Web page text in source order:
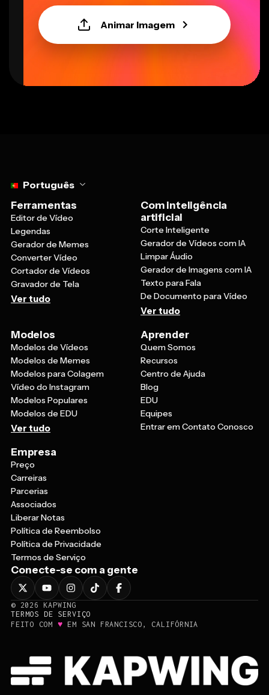
Animar Imagem
Português
Ferramentas
Editor de Vídeo
Legendas
Gerador de Memes
Converter Vídeo
Cortador de Vídeos
Gravador de Tela
Ver tudo
Com inteligência
artificial
Corte Inteligente
Gerador de Vídeos com IA
Limpar Áudio
Gerador de Imagens com IA
Texto para Fala
De Documento para Vídeo
Ver tudo
Modelos
Modelos de Vídeos
Modelos de Memes
Modelos para Colagem
Vídeo do Instagram
Modelos Populares
Modelos de EDU
Ver tudo
Aprender
Quem Somos
Recursos
Centro de Ajuda
Blog
EDU
Equipes
Entrar em Contato Conosco
Empresa
Preço
Carreiras
Parcerias
Associados
Liberar Notas
Política de Reembolso
Política de Privacidade
Termos de Serviço
Conecte-se com a gente
© 2026
KAPWING
TERMOS DE SERVIÇO
FEITO COM ♥ EM SAN FRANCISCO, CALIFÓRNIA